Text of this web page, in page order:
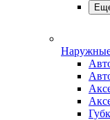
Наружные